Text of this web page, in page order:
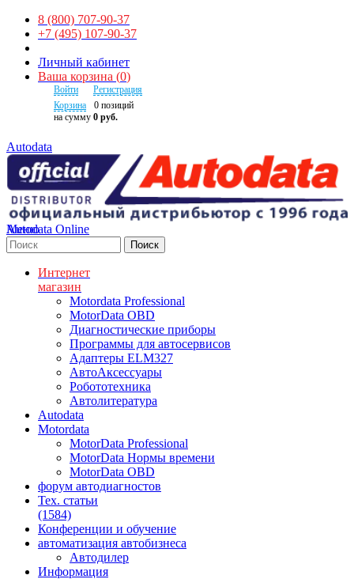
8 (800) 707-90-37
+7 (495) 107-90-37
Личный кабинет
Ваша корзина (0)
Войти
Регистрация
Корзина
0 позиций
на сумму 0 руб.
Autodata
Autodata Online
Меню
Поиск
Интернет
магазин
Motordata Professional
MotorData OBD
Диагностические приборы
Программы для автосервисов
Адаптеры ELM327
АвтоАксессуары
Робототехника
Автолитература
Autodata
Motordata
MotorData Professional
MotorData Нормы времени
MotorData OBD
форум автодиагностов
Тех. статьи
(1584)
Конференции и обучение
автоматизация автобизнеса
Автодилер
Информация